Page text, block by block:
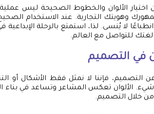
اختيار الألوان والخطوط الصحيحة ليس
وهويتك التجارية. عند الاستخدام
لا يُنسى. لذا، استمتع بالرحلة
للتواصل مع العالم.
في التصميم
التصميم، فإننا لا نمثل فقط الأشكال أو
شيء. الألوان تعكس المشاعر وتساعد في بناء
من خلال التصميم.